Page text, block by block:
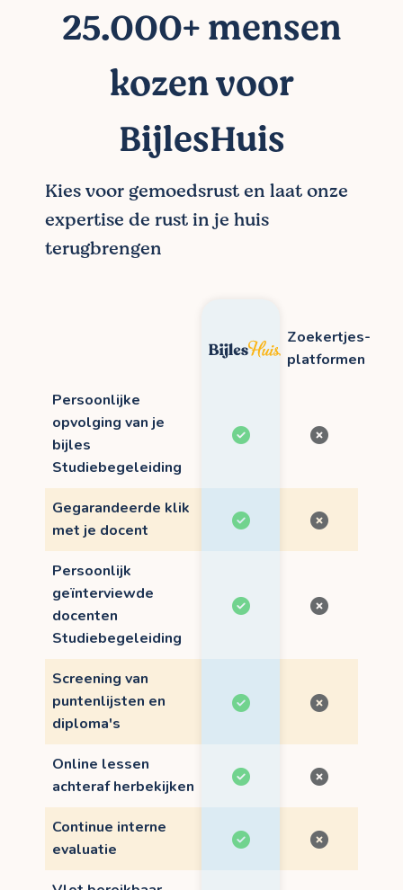
25.000+ mensen
kozen voor
BijlesHuis
Kies voor gemoedsrust en laat onze
expertise de rust in je huis
terugbrengen
Zoekertjes-
platformen
Persoonlijke
opvolging van je
bijles
Studiebegeleiding
Gegarandeerde klik
met je docent
Persoonlijk
geïnterviewde
docenten
Studiebegeleiding
Screening van
puntenlijsten en
diploma's
Online lessen
achteraf herbekijken
Continue interne
evaluatie